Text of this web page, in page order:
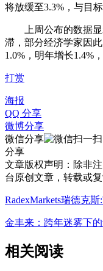
将放缓至3.3%，与目
上周公布的数据显
滞，部分经济学家因
1.0%，明年增长1.4%
打赏
海报
QQ 分享
微博分享
微信分享
分享
文章版权声明：除非
台 原创文章，转载或
RadexMarkets瑞德克
金丰来：跨年迷雾下
相关阅读